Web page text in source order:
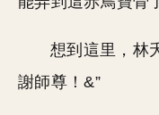
想到這里，林
謝師尊！&”